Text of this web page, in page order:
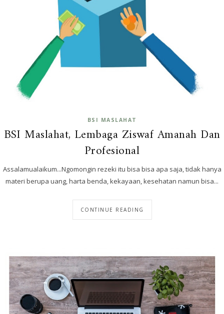
BSI MASLAHAT
BSI Maslahat, Lembaga Ziswaf Amanah Dan
Profesional
Assalamualaikum...Ngomongin rezeki itu bisa bisa apa saja, tidak hanya
materi berupa uang, harta benda, kekayaan, kesehatan namun bisa...
CONTINUE READING